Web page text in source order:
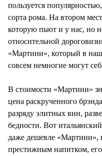
пользуется
сорта рома. На втором
которую пьют и у нас, но
относительной
«Мартини», который в
совсем немногие могут
В стоимости «Мартини»
цена раскрученного
разряду элитных вин,
бедности. Вот
даже дешевле «Мартини»,
престижным напитком,